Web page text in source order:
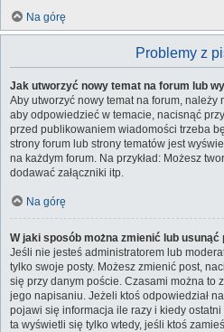
Na górę
Problemy z
Jak utworzyć nowy temat na forum lub
Aby utworzyć nowy temat na forum, należy
aby odpowiedzieć w temacie, nacisnąć
przed publikowaniem wiadomości trzeba
strony forum lub strony tematów jest
na każdym forum. Na przykład: Możesz
dodawać załączniki itp.
Na górę
W jaki sposób można zmienić lub usunąć
Jeśli nie jesteś administratorem lub
tylko swoje posty. Możesz zmienić post,
się przy danym poście. Czasami można to
jego napisaniu. Jeżeli ktoś odpowiedział
pojawi się informacja ile razy i kiedy ostatni
ta wyświetli się tylko wtedy, jeśli ktoś